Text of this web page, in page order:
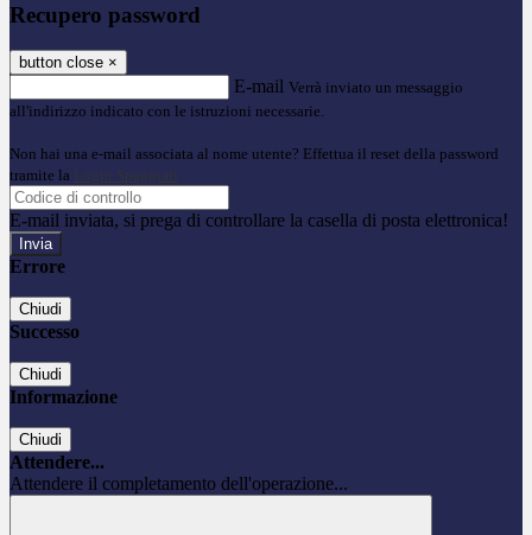
Recupero password
button close ×
E-mail Verrà inviato un messaggio
all'indirizzo indicato con le istruzioni necessarie.
Non hai una e-mail associata al nome utente? Effettua il reset della password
tramite la Login Spaggiari
E-mail inviata, si prega di controllare la casella di posta elettronica!
Errore
Chiudi
Successo
Chiudi
Informazione
Chiudi
Attendere...
Attendere il completamento dell'operazione...